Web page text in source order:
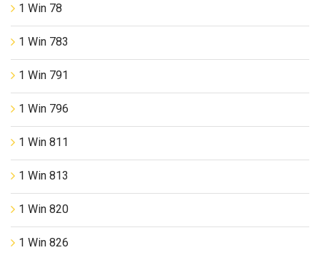
1 Win 78
1 Win 783
1 Win 791
1 Win 796
1 Win 811
1 Win 813
1 Win 820
1 Win 826